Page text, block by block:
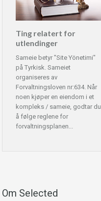
Ting relatert for
utlendinger
Sameie betyr "Site Yönetimi"
på Tyrkisk. Sameiet
organiseres av
Forvaltningsloven nr:634. Når
noen kjøper en eiendom i et
kompleks / sameie, godtar du
å følge reglene for
forvaltningsplanen...
Om Selected